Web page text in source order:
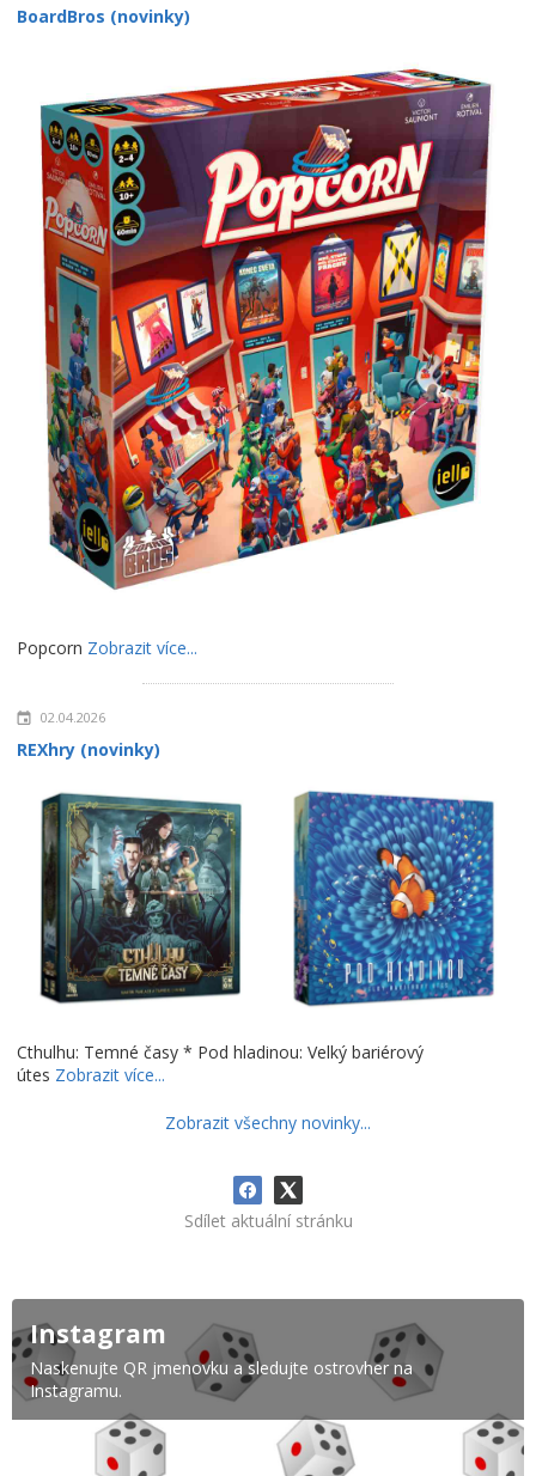
BoardBros (novinky)
Popcorn Zobrazit více...
02.04.2026
REXhry (novinky)
Cthulhu: Temné časy * Pod hladinou: Velký bariérový
útes Zobrazit více...
Zobrazit všechny novinky...
Sdílet aktuální stránku
Instagram
Naskenujte QR jmenovku a sledujte ostrovher na
Instagramu.